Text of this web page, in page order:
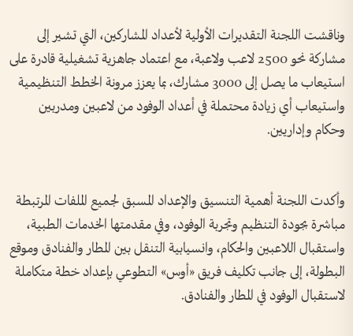
وناقشت اللجنة التقديرات الأولية لأعداد المشاركين، التي تشير إلى
مشاركة نحو 2500 لاعب ولاعبة، مع اعتماد جاهزية تشغيلية قادرة على
استيعاب ما يصل إلى 3000 مشارك، بما يعزز مرونة الخطط التنظيمية
واستيعاب أي زيادة محتملة في أعداد الوفود من لاعبين ومدربين
وحكام وإداريين.
وأكدت اللجنة أهمية التنسيق والإعداد المسبق لجميع الملفات المرتبطة
مباشرة بجودة التنظيم وتجربة الوفود، وفي مقدمتها الخدمات الطبية،
واستقبال اللاعبين والحكام، وانسيابية التنقل بين المطار والفنادق وموقع
البطولة، إلى جانب تكليف فريق «أوس» التطوعي بإعداد خطة متكاملة
لاستقبال الوفود في المطار والفنادق.